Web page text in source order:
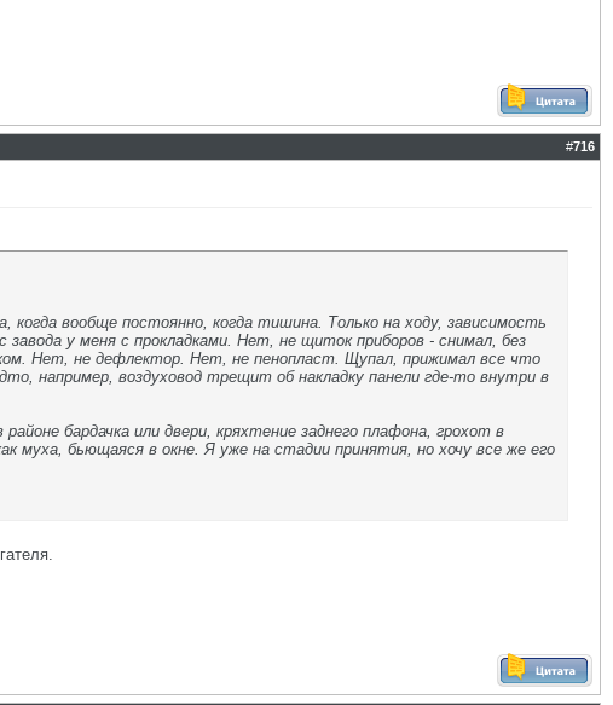
#716
вообще постоянно, когда тишина. Только на ходу, зависимость
у меня с прокладками. Нет, не щиток приборов - снимал, без
Нет, не дефлектор. Нет, не пенопласт. Щупал, прижимал все что
например, воздуховод трещит об накладку панели где-то внутри в
бардачка или двери, кряхтение заднего плафона, грохот в
муха, бьющаяся в окне. Я уже на стадии принятия, но хочу все же его